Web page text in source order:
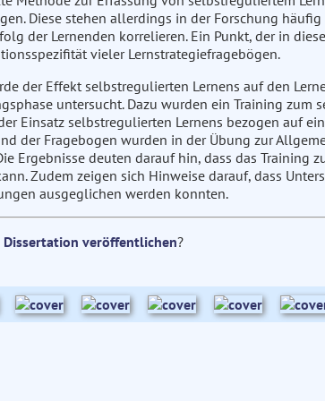
Diese stehen allerdings in der Forschung
der Lernenden korrelieren. Ein Punkt, der in
vieler Lernstrategiefragebögen.
der Effekt selbstregulierten Lernens auf den
untersucht. Dazu wurden ein Training zum
Einsatz selbstregulierten Lernens bezogen auf
der Fragebogen wurden in der Übung zur
Ergebnisse deuten darauf hin, dass das Training
Zudem zeigen sich Hinweise darauf, dass
ausgeglichen werden konnten.
Dissertation veröffentlichen?